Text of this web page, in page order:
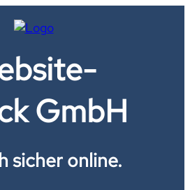
GmbH
sicher online.